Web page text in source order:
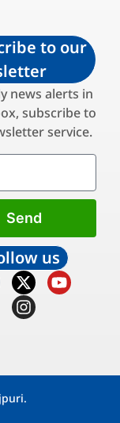
to our
news alerts in
subscribe to
service.
Send
us